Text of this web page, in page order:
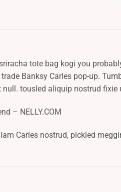
tote bag kogi you
Banksy Carles pop-up.
tousled aliquip nostrud
– NELLY.COM
Carles nostrud, pickled